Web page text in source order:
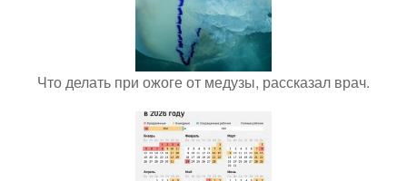
Что делать при ожоге от медузы, рассказал врач.